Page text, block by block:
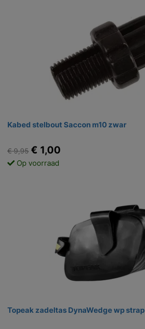
Kabed stelbout Saccon m10 zwar
€ 9,95 € 1,00
Op voorraad
Topeak zadeltas DynaWedge wp strap